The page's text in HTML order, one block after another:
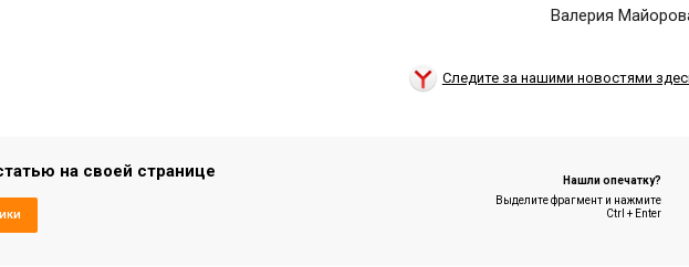
Валерия
Следите за нашими новостями
на своей странице
Нашли опечатку?
Выделите фрагмент и нажмите
Ctrl + Enter